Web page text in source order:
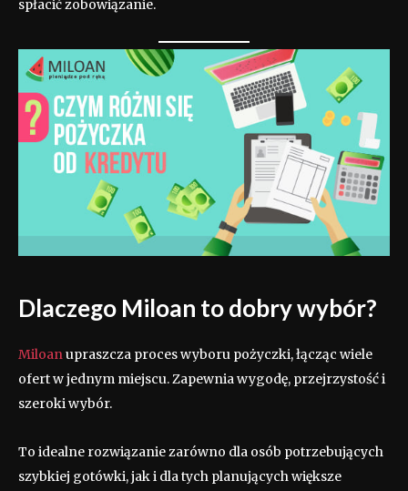
spłacić zobowiązanie.
Dlaczego Miloan to dobry wybór?
Miloanupraszcza proces wyboru pożyczki, łącząc wiele
ofert w jednym miejscu. Zapewnia wygodę, przejrzystość i
szeroki wybór.
To idealne rozwiązanie zarówno dla osób potrzebujących
szybkiej gotówki, jak i dla tych planujących większe